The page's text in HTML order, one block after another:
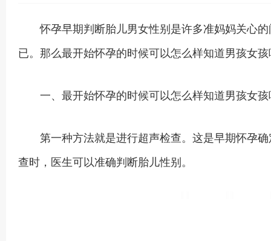
怀孕早期判断胎儿男女性别是许多准妈妈关心的
已。那么最开始怀孕的时候可以怎么样知道男孩女
一、最开始怀孕的时候可以怎么样知道男孩女孩
第一种方法就是进行超声检查。这是早期怀孕确
查时，医生可以准确判断胎儿性别。